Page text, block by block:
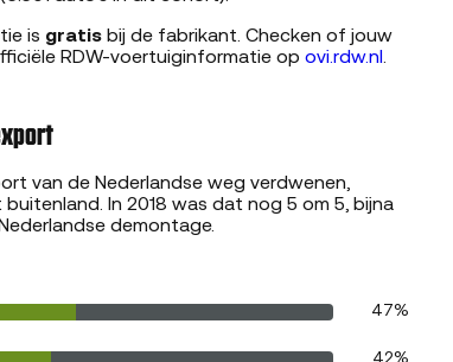
is gratis bij de fabrikant. Checken of jouw
RDW-voertuiginformatie op ovi.rdw.nl .
van de Nederlandse weg verdwenen,
In 2018 was dat nog 5 om 5, bijna
demontage.
47%